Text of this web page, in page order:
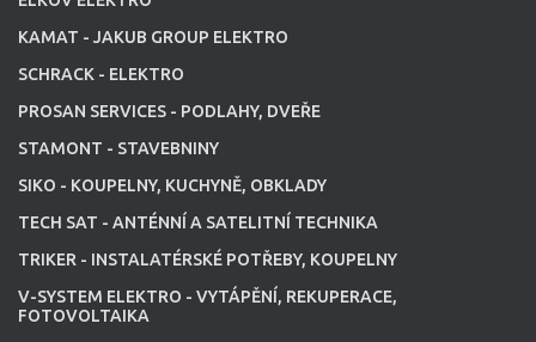
KAMAT - JAKUB GROUP ELEKTRO
SCHRACK - ELEKTRO
PROSAN SERVICES - PODLAHY, DVEŘE
STAMONT - STAVEBNINY
SIKO - KOUPELNY, KUCHYNĚ, OBKLADY
TECH SAT - ANTÉNNÍ A SATELITNÍ TECHNIKA
TRIKER - INSTALATÉRSKÉ POTŘEBY, KOUPELNY
V-SYSTEM ELEKTRO - VYTÁPĚNÍ, REKUPERACE,
FOTOVOLTAIKA